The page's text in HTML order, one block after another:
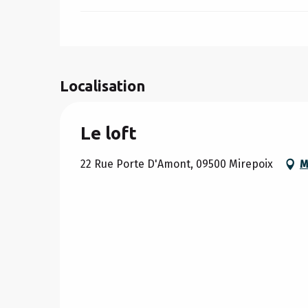
Localisation
Le loft
22 Rue Porte D'Amont, 09500 Mirepoix